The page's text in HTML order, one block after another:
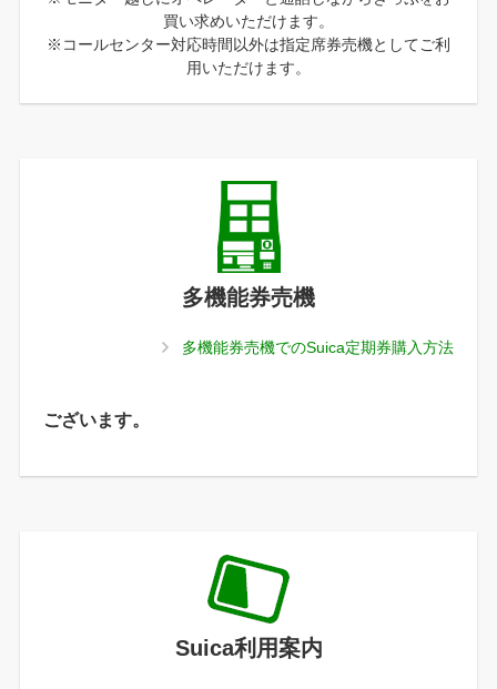
買い求めいただけます。
※コールセンター対応時間以外は指定席券売機としてご利
用いただけます。
多機能券売機
多機能券売機でのSuica定期券購入方法
ございます。
Suica利用案内